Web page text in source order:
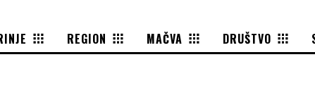
REGION MAČVA DRUŠTVO